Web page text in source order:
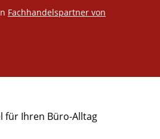
Fachhandelspartner von
für Ihren Büro-Alltag